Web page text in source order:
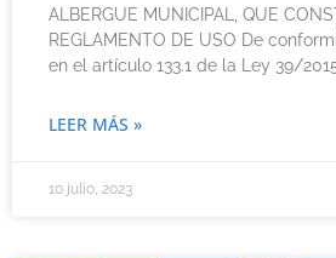
ALBERGUE MUNICIPAL, QUE
REGLAMENTO DE USO De
en el artículo 133.1 de la Ley 39/
LEER MÁS »
10 julio, 2023